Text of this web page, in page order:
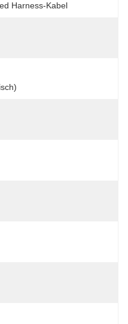
Harness-Kabel